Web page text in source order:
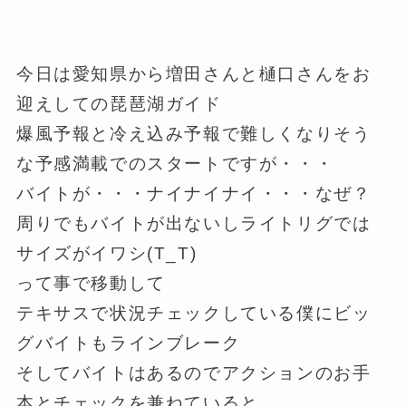
今日は愛知県から増田さんと樋口さんをお
迎えしての琵琶湖ガイド
爆風予報と冷え込み予報で難しくなりそう
な予感満載でのスタートですが・・・
バイトが・・・ナイナイナイ・・・なぜ？
周りでもバイトが出ないしライトリグでは
サイズがイワシ(T_T)
って事で移動して
テキサスで状況チェックしている僕にビッ
グバイトもラインブレーク
そしてバイトはあるのでアクションのお手